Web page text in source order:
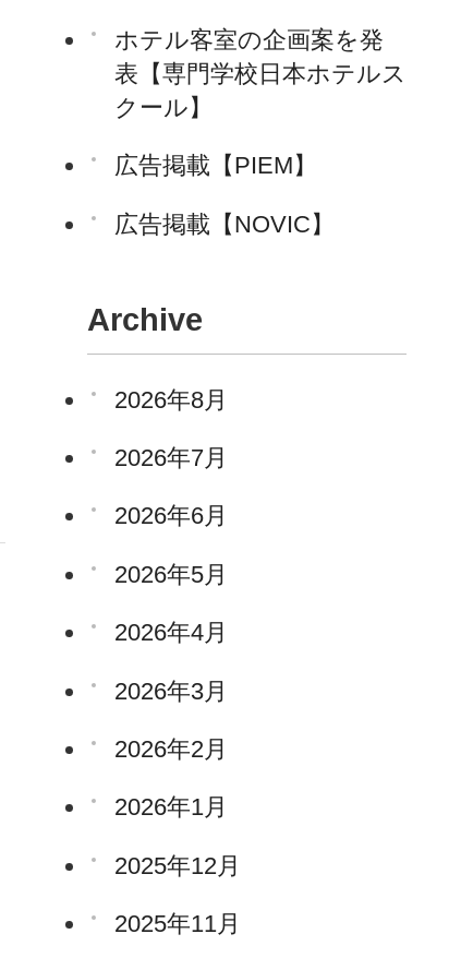
ホテル客室の企画案を発
表【専門学校日本ホテルス
クール】
広告掲載【PIEM】
広告掲載【NOVIC】
Archive
2026年8月
2026年7月
2026年6月
2026年5月
2026年4月
2026年3月
2026年2月
2026年1月
2025年12月
2025年11月